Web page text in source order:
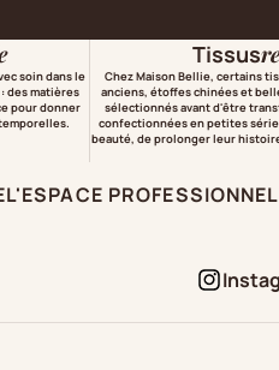
soin dans le
des matières
pour donner
Tissus
Chez Maison Bellie, certains
anciens, étoffes chinées et
sélectionnés avant d'être
confectionnées en petites
beauté, de prolonger leur
L'ESPACE PROFESSIONNEL